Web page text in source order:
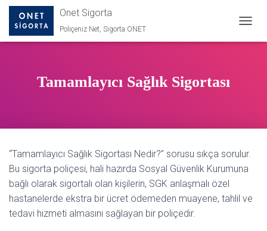
Onet Sigorta
Poliçeniz Net, Sigorta ONET
E
P
A
Tamamlayıcı Sağlık Sigortası
“Tamamlayıcı Sağlık Sigortası Nedir?” sorusu sıkça sorulur.
Bu sigorta poliçesi, hali hazırda Sosyal Güvenlik Kurumuna
bağlı olarak sigortalı olan kişilerin, SGK anlaşmalı özel
hastanelerde ekstra bir ücret ödemeden muayene, tahlil ve
tedavi hizmeti almasını sağlayan bir poliçedir.